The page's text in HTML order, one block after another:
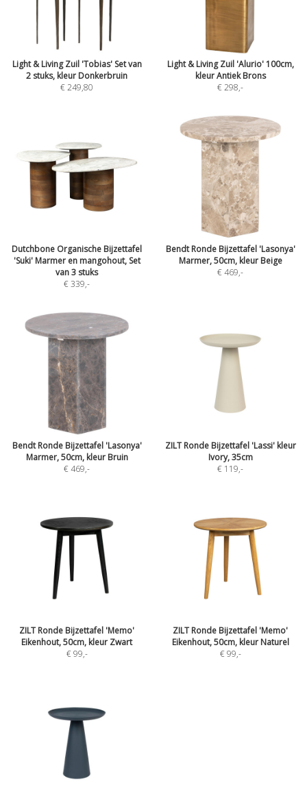
Light & Living Zuil 'Tobias' Set van
2 stuks, kleur Donkerbruin
€ 249,80
Light & Living Zuil 'Alurio' 100cm,
kleur Antiek Brons
€ 298,-
Dutchbone Organische Bijzettafel
'Suki' Marmer en mangohout, Set
van 3 stuks
€ 339,-
Bendt Ronde Bijzettafel 'Lasonya'
Marmer, 50cm, kleur Beige
€ 469,-
Bendt Ronde Bijzettafel 'Lasonya'
Marmer, 50cm, kleur Bruin
€ 469,-
ZILT Ronde Bijzettafel 'Lassi' kleur
Ivory, 35cm
€ 119,-
ZILT Ronde Bijzettafel 'Memo'
Eikenhout, 50cm, kleur Zwart
€ 99,-
ZILT Ronde Bijzettafel 'Memo'
Eikenhout, 50cm, kleur Naturel
€ 99,-